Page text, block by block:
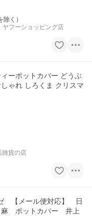
く）
ヤフーショッピング店
ーポットカバー どうぶ
ゃれ しろくま クリスマ
雑貨の店
【メール便対応】 日
ポットカバー 井上